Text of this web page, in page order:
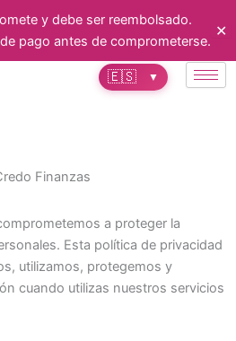
y debe ser reembolsado.
pago antes de comprometerse.
✕
🇪🇸 ▼
Finanzas
a proteger la
Esta política de privacidad
utilizamos, protegemos y
cuando utilizas nuestros servicios